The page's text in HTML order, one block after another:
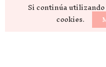
Si continúa utilizando
cookies.